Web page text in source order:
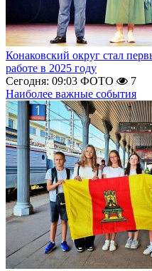
Конаковский округ стал
работе в 2025 году
Сегодня: 09:03 ФОТО
7
Наиболее важные события